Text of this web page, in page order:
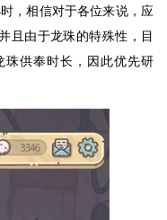
，相信对于各位来说，应
且由于龙珠的特殊性，目
珠供奉时长，因此优先研